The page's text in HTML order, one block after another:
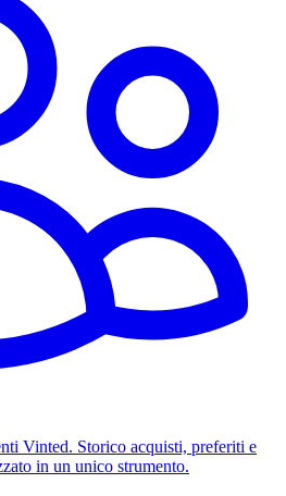
Vinted. Storico acquisti, preferiti e
in un unico strumento.